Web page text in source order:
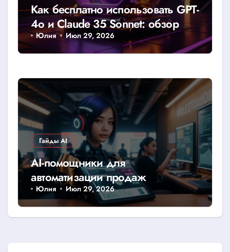
Как бесплатно использовать GPT-
4o и Claude 35 Sonnet: обзор
доступных лимитов и хаков
Юлия Июл 29, 2026
Гайды AI
AI-помощники для
автоматизации продаж
Юлия Июл 29, 2026